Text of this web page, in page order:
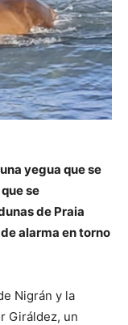
yegua que se
se
de Praia
alarma en torno
Nigrán y la
Giráldez, un